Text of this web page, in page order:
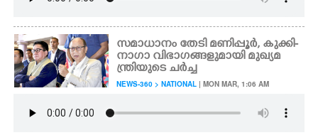
സമാധാനം തേടി മണിപ്പൂർ, കുക്കി-
നാഗാ വിഭാഗങ്ങളുമായി മുഖ്യമ
ന്ത്രിയുടെ ചർച്ച
NEWS-360 > NATIONAL | MON MAR, 1:06 AM